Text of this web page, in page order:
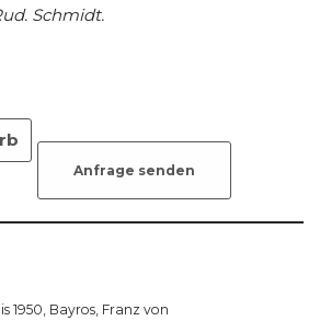
Schmidt.
Anfrage senden
1950 Bayros, Franz von